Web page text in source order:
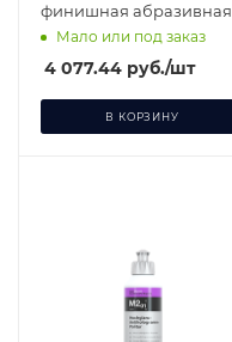
финишная абразивная
паста 1 л 403001
Мало или под заказ
4 077.44 руб./шт
В КОРЗИНУ